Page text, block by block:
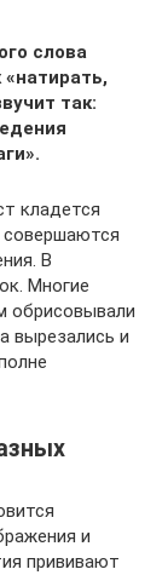
слова
так:
кладется
В
Многие
обрисовывали
вырезались и
и
прививают